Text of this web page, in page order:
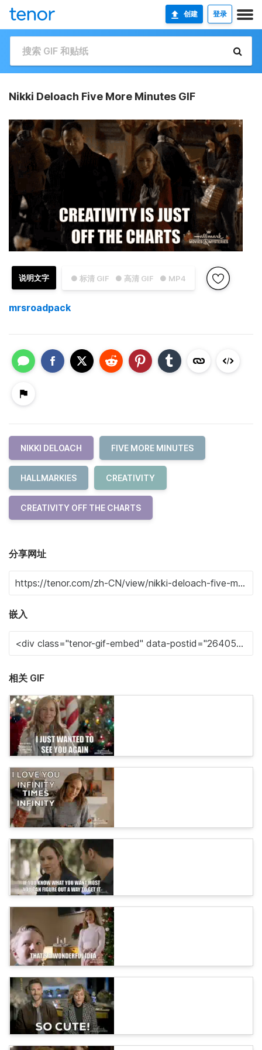
创建 登录
Nikki Deloach Five More Minutes GIF
● 标清 GIF ● 高清 GIF ● MP4
说明文字
mrsroadpack
NIKKI DELOACH FIVE MORE MINUTES
HALLMARKIES CREATIVITY
CREATIVITY OFF THE CHARTS
分享网址
嵌入
相关 GIF